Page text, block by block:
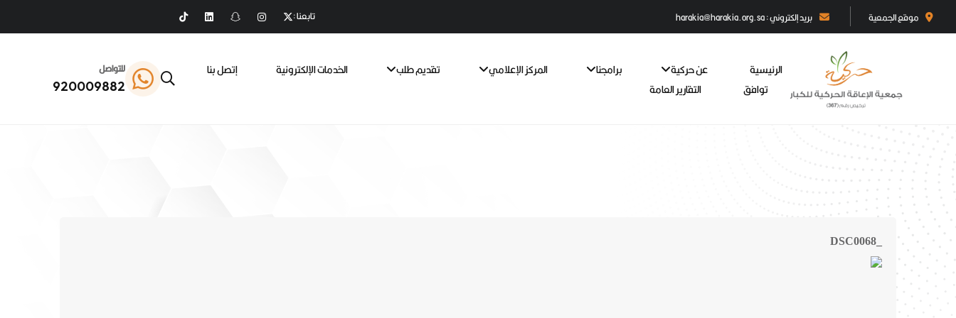
موقع الجمعية بريد إلكتروني : harakia@harakia.org.sa تابعنا :
الرئيسية عن حركية برامجنا المركز الإعلامي تقديم طلب الخدمات الإلكترونية
إتصل بنا
توافق
التقارير العامة
للتواصل
920009882